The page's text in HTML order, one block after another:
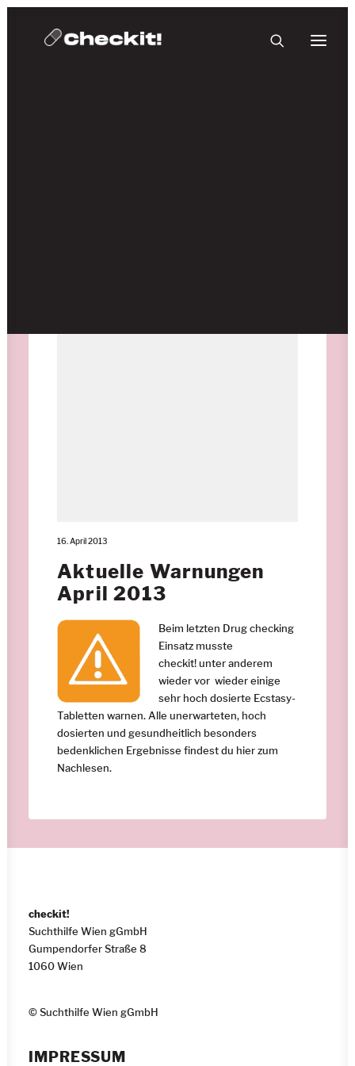
16. April 2013
Aktuelle Warnungen
April 2013
Beim letzten Drug checking
Einsatz musste
checkit! unter anderem
wieder vor wieder einige
sehr hoch dosierte Ecstasy-
Tabletten warnen. Alle unerwarteten, hoch
dosierten und gesundheitlich besonders
bedenklichen Ergebnisse findest du hierzum
Nachlesen.
checkit!
Suchthilfe Wien gGmbH
Gumpendorfer Straße 8
1060 Wien
© Suchthilfe Wien gGmbH
IMPRESSUM